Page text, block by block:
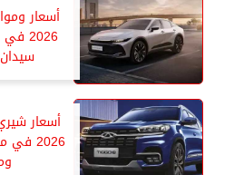
أسعار
2026
سيدان
2026